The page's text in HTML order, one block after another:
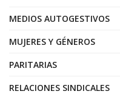
MEDIOS AUTOGESTIVOS
MUJERES Y GÉNEROS
PARITARIAS
RELACIONES SINDICALES